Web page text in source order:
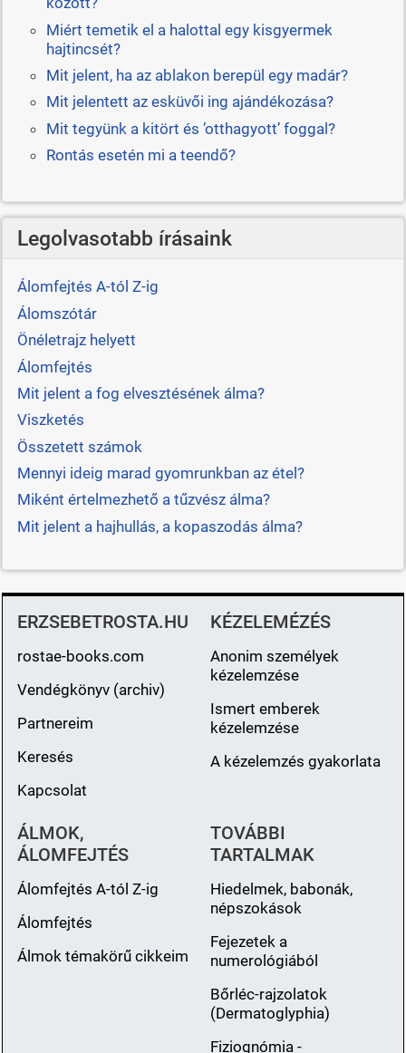
Miért temetik el a halottal egy kisgyermek
hajtincsét?
Mit jelent, ha az ablakon berepül egy madár?
Mit jelentett az esküvői ing ajándékozása?
Mit tegyünk a kitört és ’otthagyott’ foggal?
Rontás esetén mi a teendő?
Legolvasotabb írásaink
Álomfejtés A-tól Z-ig
Álomszótár
Önéletrajz helyett
Álomfejtés
Mit jelent a fog elvesztésének álma?
Viszketés
Összetett számok
Mennyi ideig marad gyomrunkban az étel?
Miként értelmezhető a tűzvész álma?
Mit jelent a hajhullás, a kopaszodás álma?
ERZSEBETROSTA.HU
rostae-books.com
Vendégkönyv (archiv)
Partnereim
Keresés
Kapcsolat
KÉZELEMÉZÉS
Anonim személyek
kézelemzése
Ismert emberek
kézelemzése
A kézelemzés gyakorlata
ÁLMOK,
ÁLOMFEJTÉS
Álomfejtés A-tól Z-ig
Álomfejtés
Álmok témakörű cikkeim
TOVÁBBI
TARTALMAK
Hiedelmek, babonák,
népszokások
Fejezetek a
numerológiából
Bőrléc-rajzolatok
(Dermatoglyphia)
Fiziognómia -